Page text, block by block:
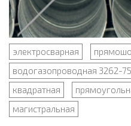
электросварная
водогазопроводная 3262-75
квадратная
магистральная